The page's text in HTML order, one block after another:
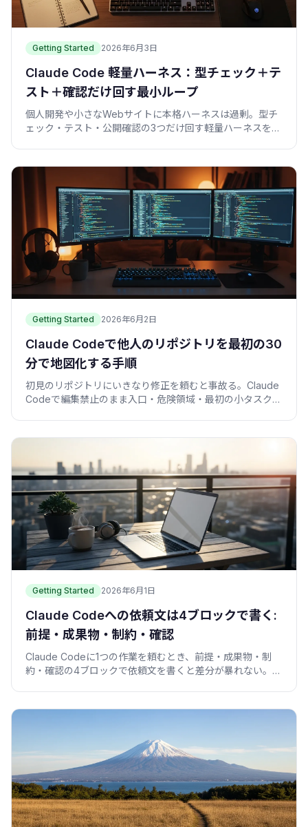
Getting Started 2026年6月3日
Claude Code 軽量ハーネス：型チェック＋テ
スト＋確認だけ回す最小ループ
個人開発や小さなWebサイトに本格ハーネスは過剰。型チ
ェック・テスト・公開確認の3つだけ回す軽量ハーネスを、
Getting Started 2026年6月2日
Claude Codeで他人のリポジトリを最初の30
分で地図化する手順
初見のリポジトリにいきなり修正を頼むと事故る。Claude
Codeで編集禁止のまま入口・危険領域・最初の小タスクを
Getting Started 2026年6月1日
Claude Codeへの依頼文は4ブロックで書く:
前提・成果物・制約・確認
Claude Codeに1つの作業を頼むとき、前提・成果物・制
約・確認の4ブロックで依頼文を書くと差分が暴れない。コ